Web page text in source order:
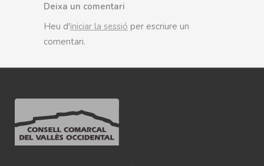
Deixa un comentari
Heu d'iniciar la sessió per escriure un
comentari.